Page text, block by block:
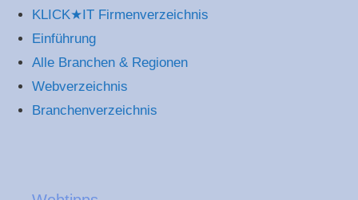
KLICK★IT Firmenverzeichnis
Einführung
Alle Branchen & Regionen
Webverzeichnis
Branchenverzeichnis